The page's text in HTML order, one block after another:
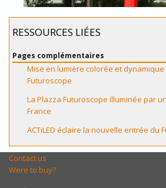
RESSOURCES LIÉES
Pages complémentaires
Mise en lumière colorée et dynamique
Futuroscope
La Plazza Futuroscope illuminée par
France
ACTiLED éclaire la nouvelle entrée du
Contact us
Were to buy?